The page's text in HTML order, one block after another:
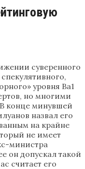
суверенного
уровня Ba1
но многими
конце минувшей
назвал его
на крайне
не имеет
министра
он допускал такой
считает его